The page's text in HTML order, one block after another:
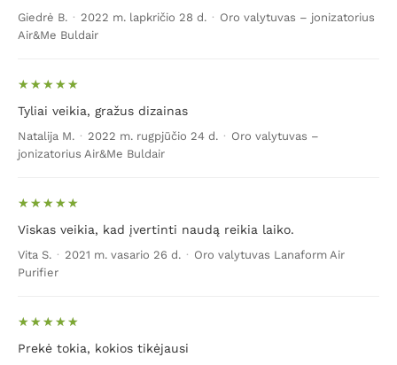
Giedrė B. · 2022 m. lapkričio 28 d. · Oro valytuvas – jonizatorius
Air&Me Buldair
Tyliai veikia, gražus dizainas
Natalija M. · 2022 m. rugpjūčio 24 d. · Oro valytuvas –
jonizatorius Air&Me Buldair
Viskas veikia, kad įvertinti naudą reikia laiko.
Vita S. · 2021 m. vasario 26 d. · Oro valytuvas Lanaform Air
Purifier
Prekė tokia, kokios tikėjausi